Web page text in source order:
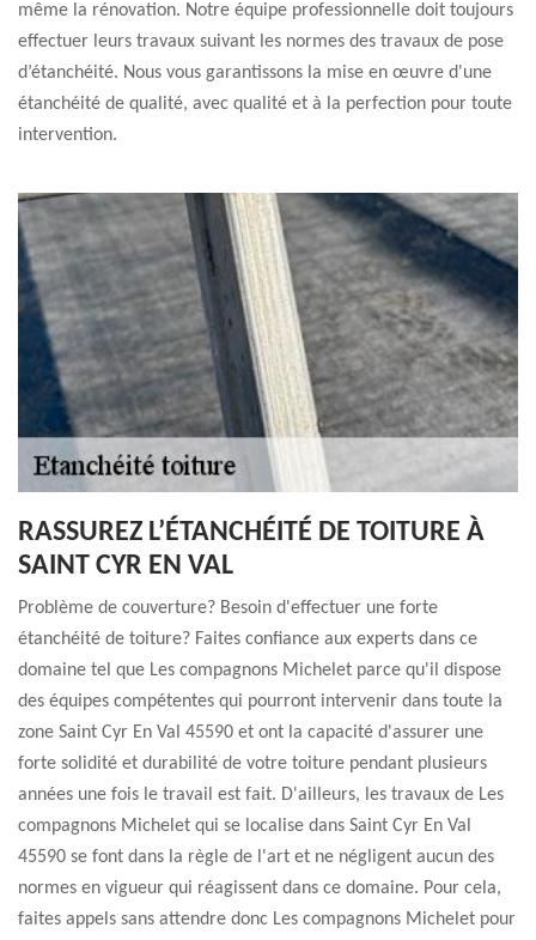
même la rénovation. Notre équipe professionnelle doit toujours
effectuer leurs travaux suivant les normes des travaux de pose
d’étanchéité. Nous vous garantissons la mise en œuvre d'une
étanchéité de qualité, avec qualité et à la perfection pour toute
intervention.
RASSUREZ L’ÉTANCHÉITÉ DE TOITURE À
SAINT CYR EN VAL
Problème de couverture? Besoin d'effectuer une forte
étanchéité de toiture? Faites confiance aux experts dans ce
domaine tel que Les compagnons Michelet parce qu'il dispose
des équipes compétentes qui pourront intervenir dans toute la
zone Saint Cyr En Val 45590 et ont la capacité d'assurer une
forte solidité et durabilité de votre toiture pendant plusieurs
années une fois le travail est fait. D'ailleurs, les travaux de Les
compagnons Michelet qui se localise dans Saint Cyr En Val
45590 se font dans la règle de l'art et ne négligent aucun des
normes en vigueur qui réagissent dans ce domaine. Pour cela,
faites appels sans attendre donc Les compagnons Michelet pour